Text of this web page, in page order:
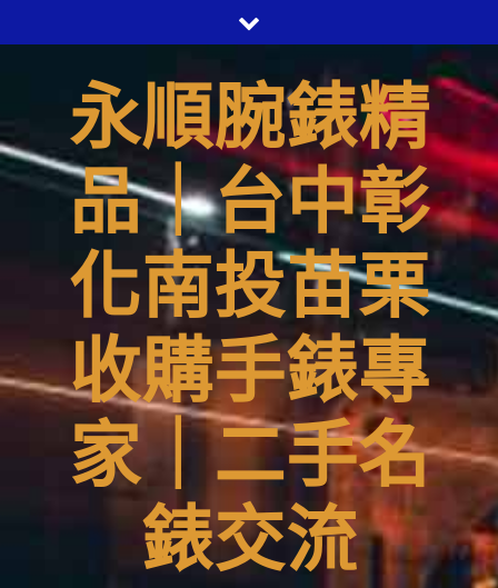
to
永順腕錶精
品｜台中彰
化南投苗栗
收購手錶專
家｜二手名
錶交流